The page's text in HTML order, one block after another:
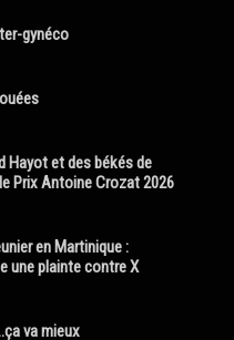
gynéco
Hayot et des békés de
Prix Antoine Crozat 2026
en Martinique :
une plainte contre X
va mieux